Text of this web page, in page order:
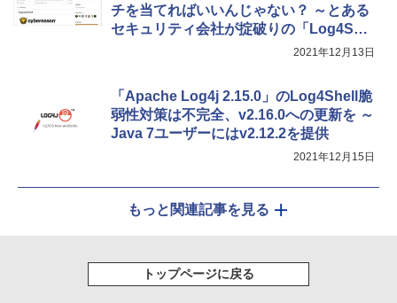
チを当てればいいんじゃない？ ～とある
セキュリティ会社が掟破りの「Log4Shel
l」ワクチンを開発してしまう2021年12月13日
「Apache Log4j 2.15.0」のLog4Shell脆
弱性対策は不完全、v2.16.0への更新を ～
Java 7ユーザーにはv2.12.2を提供
2021年12月15日
もっと関連記事を見る
トップページに戻る